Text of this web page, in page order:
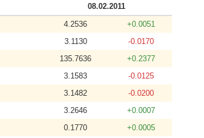
08.02.2011
4.2536
+0.0051
3.1130
-0.0170
135.7636
+0.2377
3.1583
-0.0125
3.1482
-0.0200
3.2646
+0.0007
0.1770
+0.0005